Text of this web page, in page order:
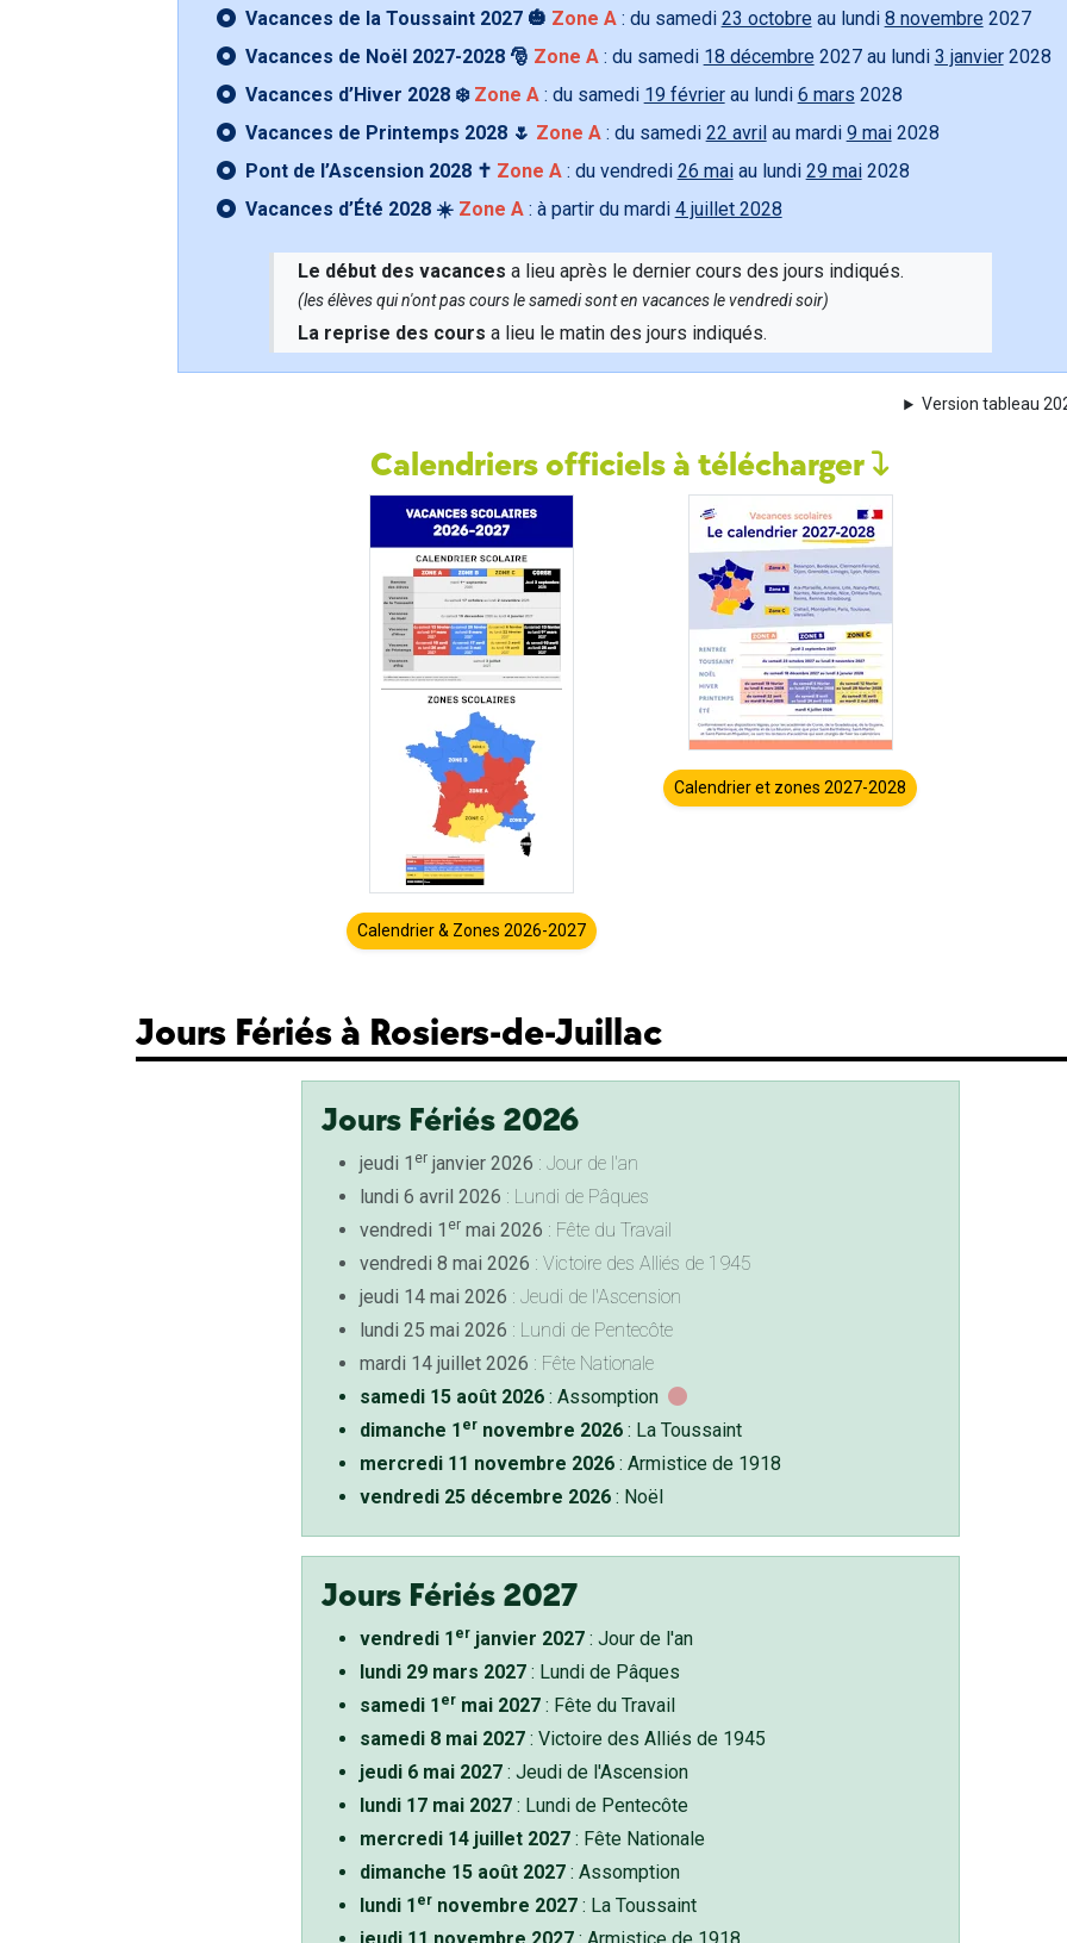
Vacances de la Toussaint 2027 🎃 Zone A: du samedi 23 octobre au lundi 8 novembre 2027
Vacances de Noël 2027-2028 🎅 Zone A: du samedi 18 décembre 2027 au lundi 3 janvier2028
Vacances d’Hiver 2028 ❄️ Zone A: du samedi 19 févrierau lundi 6 mars 2028
Vacances de Printemps 2028 🌷 Zone A: du samedi 22 avril au mardi 9 mai2028
Pont de l’Ascension 2028 ✝️ Zone A: du vendredi 26 maiau lundi 29 mai2028
Vacances d’Été 2028 ☀️ Zone A: à partir du mardi 4 juillet 2028
Le début des vacances a lieu après le dernier cours des jours indiqués.
(les élèves qui n'ont pas cours le samedi sont en vacances le vendredi soir)
La reprise des cours a lieu le matin des jours indiqués.
Version tableau
Calendriers officiels à télécharger
Calendrier & Zones 2026-2027
Calendrier et zones 2027-2028
Jours Fériés à Rosiers-de-Juillac
Jours Fériés 2026
jeudi 1 erjanvier 2026 : Jour de l'an
lundi 6 avril 2026 : Lundi de Pâques
vendredi 1 ermai 2026 : Fête du Travail
vendredi 8 mai 2026 : Victoire des Alliés de 1945
jeudi 14 mai 2026 : Jeudi de l'Ascension
lundi 25 mai 2026 : Lundi de Pentecôte
mardi 14 juillet 2026 : Fête Nationale
samedi 15 août 2026: Assomption
dimanche 1 ernovembre 2026: La Toussaint
mercredi 11 novembre 2026: Armistice de 1918
vendredi 25 décembre 2026: Noël
Jours Fériés 2027
vendredi 1 erjanvier 2027: Jour de l'an
lundi 29 mars 2027: Lundi de Pâques
samedi 1 ermai 2027: Fête du Travail
samedi 8 mai 2027: Victoire des Alliés de 1945
jeudi 6 mai 2027: Jeudi de l'Ascension
lundi 17 mai 2027: Lundi de Pentecôte
mercredi 14 juillet 2027: Fête Nationale
dimanche 15 août 2027: Assomption
lundi 1 ernovembre 2027: La Toussaint
jeudi 11 novembre 2027: Armistice de 1918